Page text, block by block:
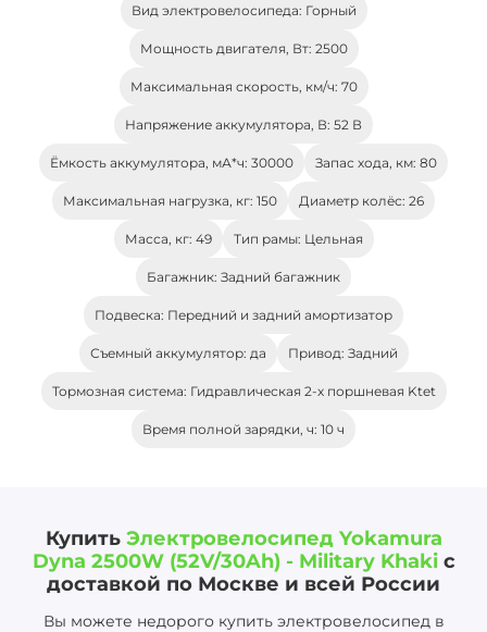
Вид электровелосипеда: Горный
Мощность двигателя, Вт: 2500
Максимальная скорость, км/ч: 70
Напряжение аккумулятора, В: 52 В
Ёмкость аккумулятора, мА*ч: 30000 Запас хода, км: 80
Максимальная нагрузка, кг: 150 Диаметр колёс: 26
Масса, кг: 49 Тип рамы: Цельная
Багажник: Задний багажник
Подвеска: Передний и задний амортизатор
Съемный аккумулятор: да Привод: Задний
Тормозная система: Гидравлическая 2-х поршневая Ktet
Время полной зарядки, ч: 10 ч
Купить Электровелосипед Yokamura
Dyna 2500W (52V/30Ah) - Military Khakiс
доставкой по Москве и всей России
Вы можете недорого купить электровелосипед в